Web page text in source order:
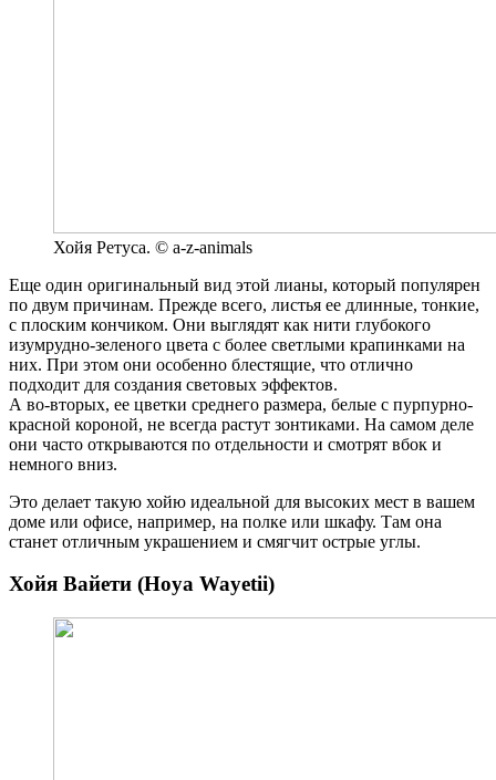
Хойя Ретуса. © a-z-animals
Еще один оригинальный вид этой лианы, который популярен
по двум причинам. Прежде всего, листья ее длинные, тонкие,
с плоским кончиком. Они выглядят как нити глубокого
изумрудно-зеленого цвета с более светлыми крапинками на
них. При этом они особенно блестящие, что отлично
подходит для создания световых эффектов.
А во-вторых, ее цветки среднего размера, белые с пурпурно-
красной короной, не всегда растут зонтиками. На самом деле
они часто открываются по отдельности и смотрят вбок и
немного вниз.
Это делает такую хойю идеальной для высоких мест в вашем
доме или офисе, например, на полке или шкафу. Там она
станет отличным украшением и смягчит острые углы.
Хойя Вайети (Hoya Wayetii)